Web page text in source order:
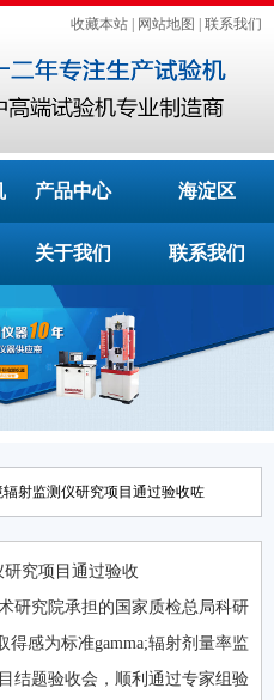
收藏本站 网站地图 联系我们
产品中心 海淀区
关于我们 联系我们
射监测仪研究项目通过验收咗
研究项目通过验收
研究院承担的国家质检总局科研
感为标准gamma;辐射剂量率监
结题验收会，顺利通过专家组验